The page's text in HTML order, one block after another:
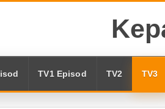
TV1 Episod TV2 TV3